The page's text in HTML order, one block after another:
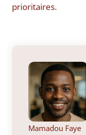
prioritaires.
Mamadou Faye